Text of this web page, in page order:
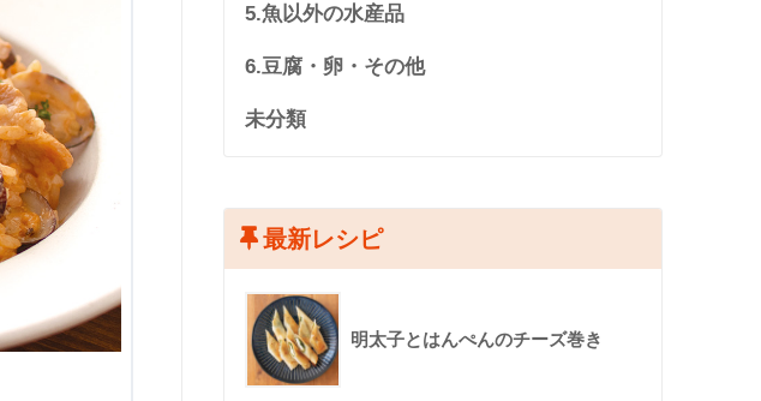
5.魚以外の水産品
6.豆腐・卵・その他
未分類
最新レシピ
明太子とはんぺんのチーズ巻き